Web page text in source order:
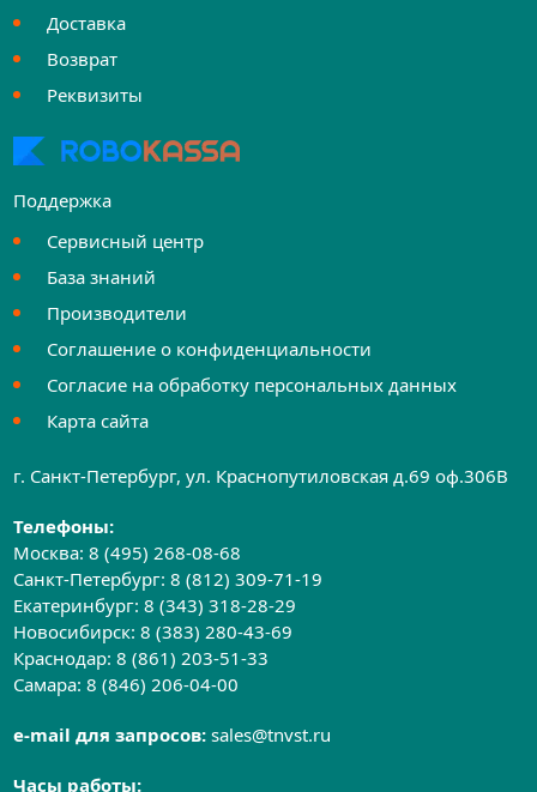
Доставка
Возврат
Реквизиты
Поддержка
Сервисный центр
База знаний
Производители
Соглашение о конфиденциальности
Согласие на обработку персональных данных
Карта сайта
г. Санкт-Петербург, ул. Краснопутиловская д.69 оф.306B
Телефоны:
Москва:8 (495) 268-08-68
Санкт-Петербург:8 (812) 309-71-19
Екатеринбург:8 (343) 318-28-29
Новосибирск:8 (383) 280-43-69
Краснодар:8 (861) 203-51-33
Самара:8 (846) 206-04-00
e-mail для запросов:sales@tnvst.ru
Часы работы: